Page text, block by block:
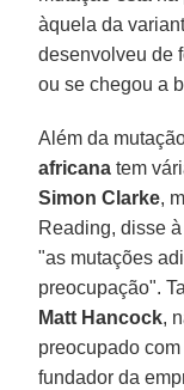
àquela da
desenvolveu de
ou se chegou a
Além da
africana tem
Simon Clarke,
Reading, disse
"as mutações
preocupação".
Matt Hancock,
preocupado
fundador da